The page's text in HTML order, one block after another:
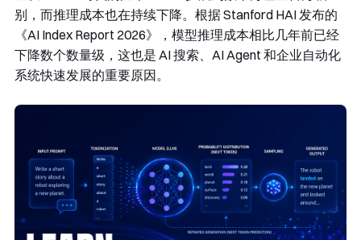
别，而推理成本也在持续下降。根据 Stanford HAI 发布的
《AI Index Report 2026》，模型推理成本相比几年前已经
下降数个数量级，这也是 AI 搜索、AI Agent 和企业自动化
系统快速发展的重要原因。